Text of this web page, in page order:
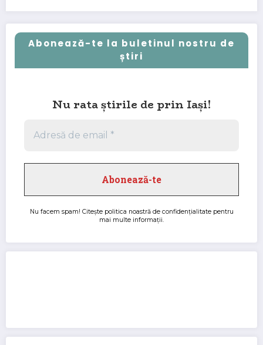
Abonează-te la buletinul nostru de
știri
Nu rata știrile de prin Iași!
Nu facem spam! Citește politica noastră de confidențialitatepentru
mai multe informații.